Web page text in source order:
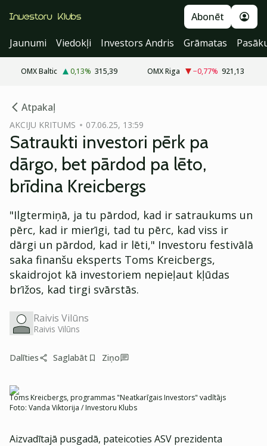
Abonēt
Jaunumi
Viedokļi Investors Andris Grāmatas
OMX Baltic 0,13% 315,39 OMX Riga −0,77% 921,13
Atpakaļ
AKCIJU KRITUMS 07.06.25, 13:59
Satraukti investori pērk pa
dārgo, bet pārdod pa lēto,
brīdina Kreicbergs
"Ilgtermiņā, ja tu pārdod, kad ir satraukums un
pērc, kad ir mierīgi, tad tu pērc, kad viss ir
dārgi un pārdod, kad ir lēti," Investoru festivālā
saka finanšu eksperts Toms Kreicbergs,
skaidrojot kā investoriem nepieļaut kļūdas
brīžos, kad tirgi svārstās.
Raivis Vilūns
Raivis Vilūns
Dalīties Saglabāt Ziņo
Toms Kreicbergs, programmas "Neatkarīgais Investors" vadītājs
Foto: Vanda Viktorija / Investoru Klubs
Aizvadītajā pusgadā, pateicoties ASV prezidenta